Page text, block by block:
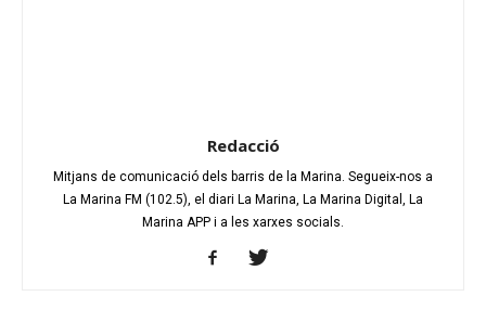
Redacció
Mitjans de comunicació dels barris de la Marina. Segueix-nos a
La Marina FM (102.5), el diari La Marina, La Marina Digital, La
Marina APP i a les xarxes socials.